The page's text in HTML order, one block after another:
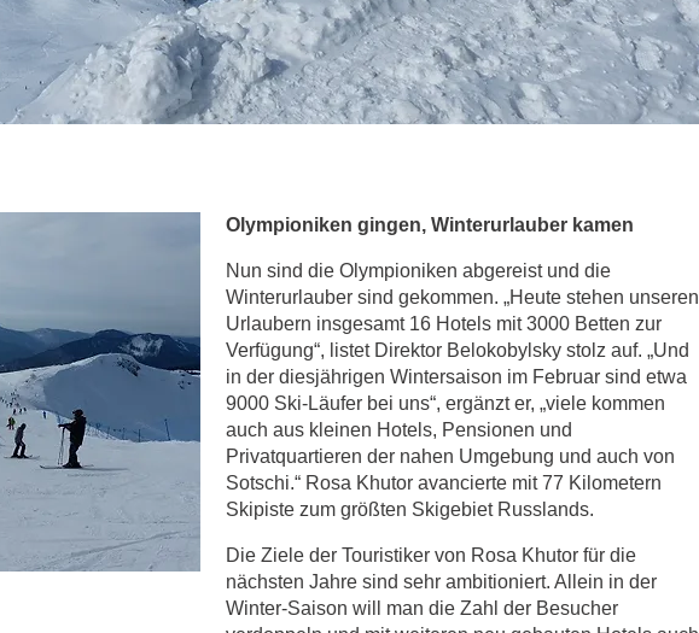
Olympioniken gingen, Winterurlauber kamen
Nun sind die Olympioniken abgereist und die
Winterurlauber sind gekommen. „Heute stehen unseren
Urlaubern insgesamt 16 Hotels mit 3000 Betten zur
Verfügung“, listet Direktor Belokobylsky stolz auf. „Und
in der diesjährigen Wintersaison im Februar sind etwa
9000 Ski-Läufer bei uns“, ergänzt er, „viele kommen
auch aus kleinen Hotels, Pensionen und
Privatquartieren der nahen Umgebung und auch von
Sotschi.“ Rosa Khutor avancierte mit 77 Kilometern
Skipiste zum größten Skigebiet Russlands.
Die Ziele der Touristiker von Rosa Khutor für die
nächsten Jahre sind sehr ambitioniert. Allein in der
Winter-Saison will man die Zahl der Besucher